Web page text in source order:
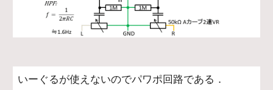
いーぐるが使えないのでパワポ回路である．